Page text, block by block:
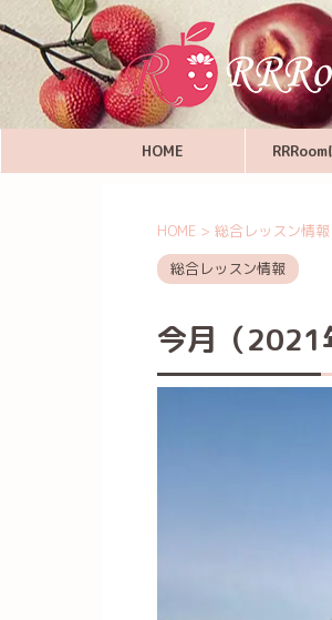
HOME
HOME > 総合レッスン情報
総合レッスン情報
今月（2021